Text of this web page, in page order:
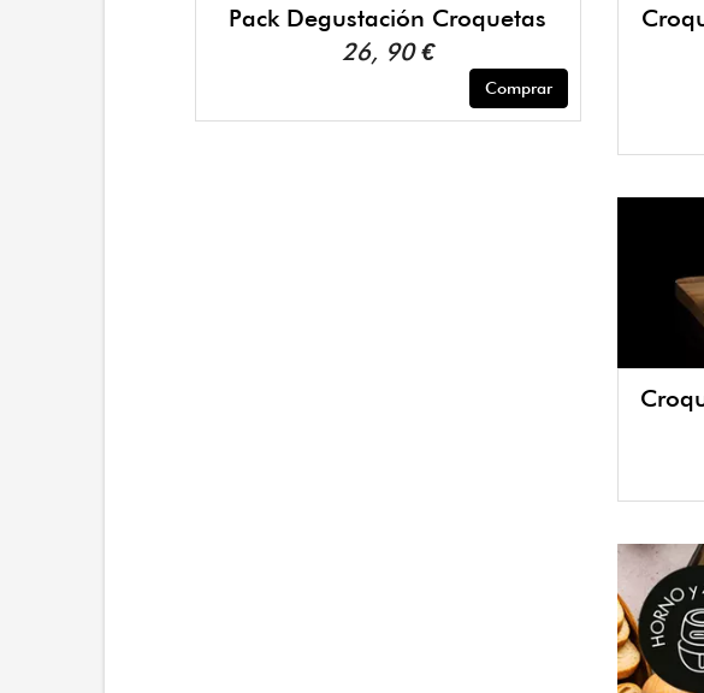
Pack Degustación Croquetas
26, 90 €
Comprar